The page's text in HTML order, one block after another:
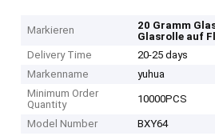
Markieren 20 Gramm
Glasrolle auf
Delivery Time
20-25 days
Markenname
yuhua
Minimum Order
Quantity
10000PCS
Model Number BXY64